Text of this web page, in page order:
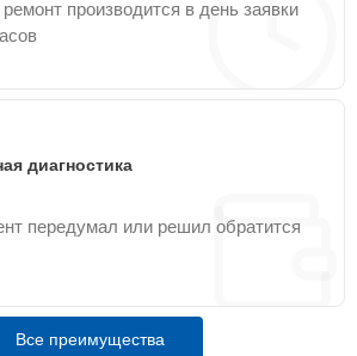
производится в день заявки
диагностика
передумал или решил обратится
Все преимущества